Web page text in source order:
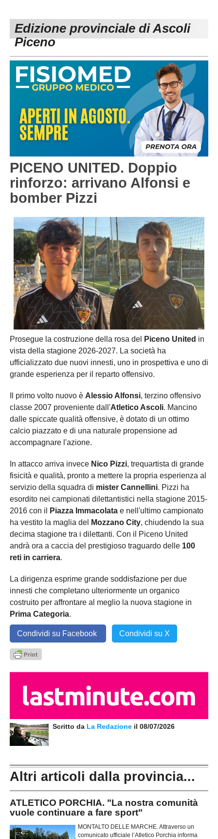
Carica la tua Rosa
1^ CATEGORIA
3^ CATEGORIA
GIOVANILI
Edizione provinciale di Ascoli
Piceno
PICENO UNITED. Doppio
rinforzo: arrivano Alfonsi e
bomber Pizzi
Prosegue la costruzione della rosa del Piceno United in
vista della stagione 2026-2027. La società ha
ufficializzato due nuovi innesti, uno in prospettiva e uno di
grande esperienza per il reparto offensivo.
Il primo volto nuovo è Alessio Alfonsi, terzino offensivo
classe 2007 proveniente dall'Atletico Ascoli. Mancino
dalle spiccate qualità offensive, è dotato di un ottimo
calcio piazzato e di una naturale propensione ad
accompagnare l'azione.
In attacco arriva invece Nico Pizzi, trequartista di grande
fisicità e qualità, pronto a mettere la propria esperienza al
servizio della squadra di mister Cannellini. Pizzi ha
esordito nei campionati dilettantistici nella stagione 2015-
2016 con il
Piazza Immacolata e nell'ultimo campionato
ha vestito la maglia del
Mozzano City, chiudendo la sua
decima stagione tra i dilettanti. Con il Piceno United
andrà ora a caccia del prestigioso traguardo delle 100
reti in carriera.
La dirigenza esprime grande soddisfazione per due
innesti che completano ulteriormente un organico
costruito per affrontare al meglio la nuova stagione in
Prima Categoria.
Condividi su Facebook Condividi su X
Scritto da La Redazione il 08/07/2026
Altri articoli dalla provincia...
ATLETICO PORCHIA. "La nostra comunità
vuole continuare a fare sport"
MONTALTO DELLE MARCHE. Attraverso un
comunicato ufficiale l’Atletico Porchia informa